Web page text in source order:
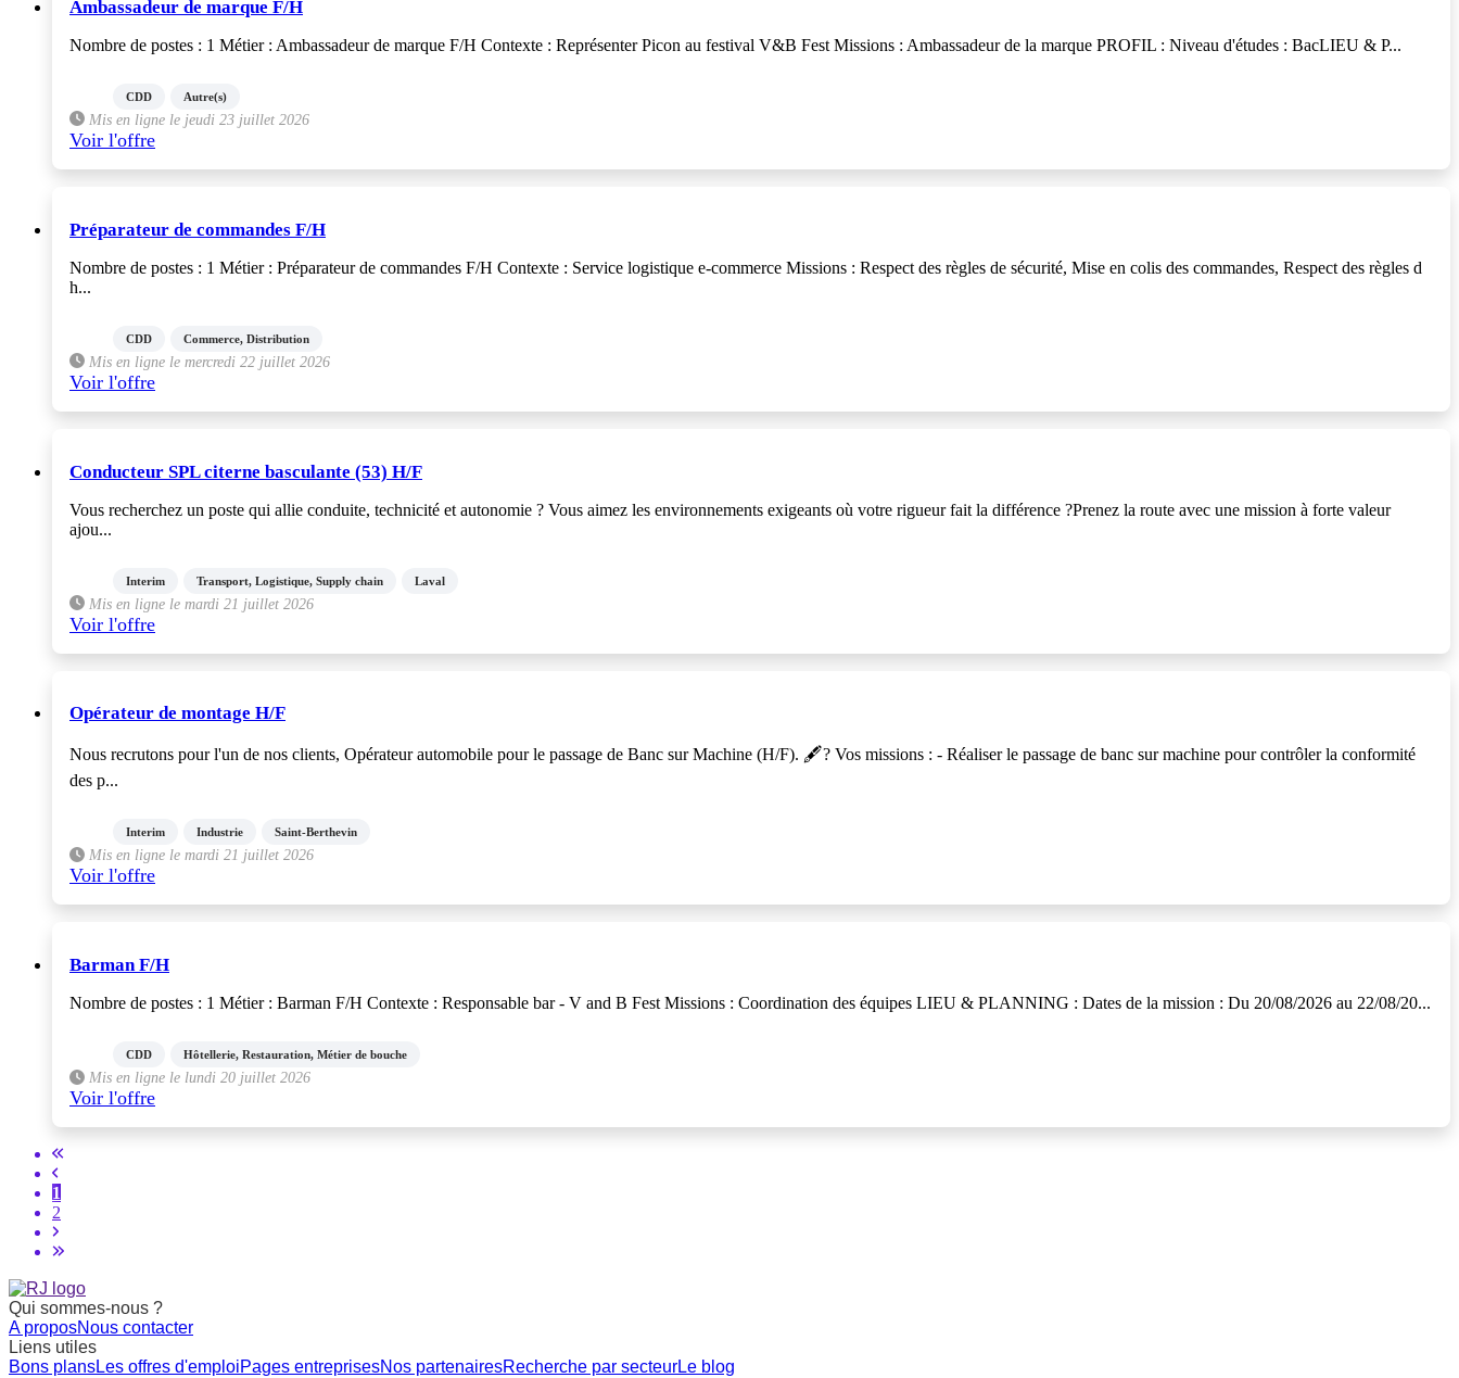
Ambassadeur de marque F/H
Nombre de postes : 1 Métier : Ambassadeur de marque F/H Contexte : Représenter Picon au festival V&B Fest Missions : Ambassadeur de la marque PROFIL : Niveau d'études : BacLIEU & P...
CDD Autre(s)
Mis en ligne le jeudi 23 juillet 2026
Voir l'offre
Préparateur de commandes F/H
Nombre de postes : 1 Métier : Préparateur de commandes F/H Contexte : Service logistique e-commerce Missions : Respect des règles de sécurité, Mise en colis des commandes, Respect des règles d
h...
CDD Commerce, Distribution
Mis en ligne le mercredi 22 juillet 2026
Voir l'offre
Conducteur SPL citerne basculante (53) H/F
Vous recherchez un poste qui allie conduite, technicité et autonomie ? Vous aimez les environnements exigeants où votre rigueur fait la différence ?Prenez la route avec une mission à forte valeur
ajou...
Interim Transport, Logistique, Supply chain Laval
Mis en ligne le mardi 21 juillet 2026
Voir l'offre
Opérateur de montage H/F
Nous recrutons pour l'un de nos clients, Opérateur automobile pour le passage de Banc sur Machine (H/F). 🖋? Vos missions : - Réaliser le passage de banc sur machine pour contrôler la conformité
des p...
Interim Industrie Saint-Berthevin
Mis en ligne le mardi 21 juillet 2026
Voir l'offre
Barman F/H
Nombre de postes : 1 Métier : Barman F/H Contexte : Responsable bar - V and B Fest Missions : Coordination des équipes LIEU & PLANNING : Dates de la mission : Du 20/08/2026 au 22/08/20...
CDD Hôtellerie, Restauration, Métier de bouche
Mis en ligne le lundi 20 juillet 2026
Voir l'offre
1
2
Qui sommes-nous ?
A proposNous contacter
Liens utiles
Bons plansLes offres d'emploiPages entreprisesNos partenairesRecherche par secteurLe blog